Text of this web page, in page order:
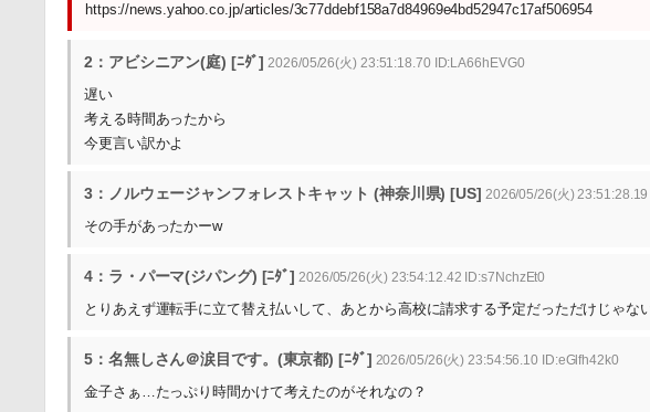
https://news.yahoo.co.jp/articles/3c77ddebf158a7d84969e4bd52947c17af506954
2：アビシニアン(庭) [ﾆﾀﾞ] 2026/05/26(火) 23:51:18.70 ID:LA66hEVG0
遅い
考える時間あったから
今更言い訳かよ
3：ノルウェージャンフォレストキャット (神奈川県) [US] 2026/05/26(火)
その手があったかーw
4：ラ・パーマ(ジパング) [ﾆﾀﾞ] 2026/05/26(火) 23:54:12.42 ID:s7NchzEt0
とりあえず運転手に立て替え払いして、あとから高校に請求する予定だっただけじゃな
5：名無しさん＠涙目です。(東京都) [ﾆﾀﾞ] 2026/05/26(火) 23:54:56.10 ID:eGlfh42k0
金子さぁ…たっぷり時間かけて考えたのがそれなの？